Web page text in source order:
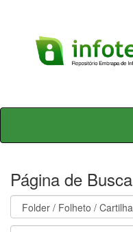
Skip
Página de Busca